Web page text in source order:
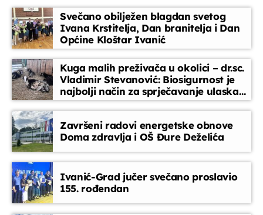
Glazbeni blok
10:00 - 10:15
Djeca i mladi na radiju
10:15 - 11:00
Tko, što, zašto?
11:00 - 12:30
Glazbeni blok
12:30 - 13:30
slušatelje, između redovnih emisija.
Svečano obilježen blagdan svetog
Ivana Krstitelja, Dan branitelja i Dan
Općine Kloštar Ivanić
Kuga malih preživača u okolici – dr.sc.
Vladimir Stevanović: Biosigurnost je
najbolji način za sprječavanje ulaska
bolesti
Završeni radovi energetske obnove
Doma zdravlja i OŠ Đure Deželića
Ivanić-Grad jučer svečano proslavio
155. rođendan